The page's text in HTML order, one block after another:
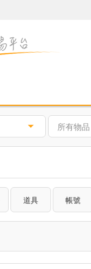
所有物品
道具 帳號